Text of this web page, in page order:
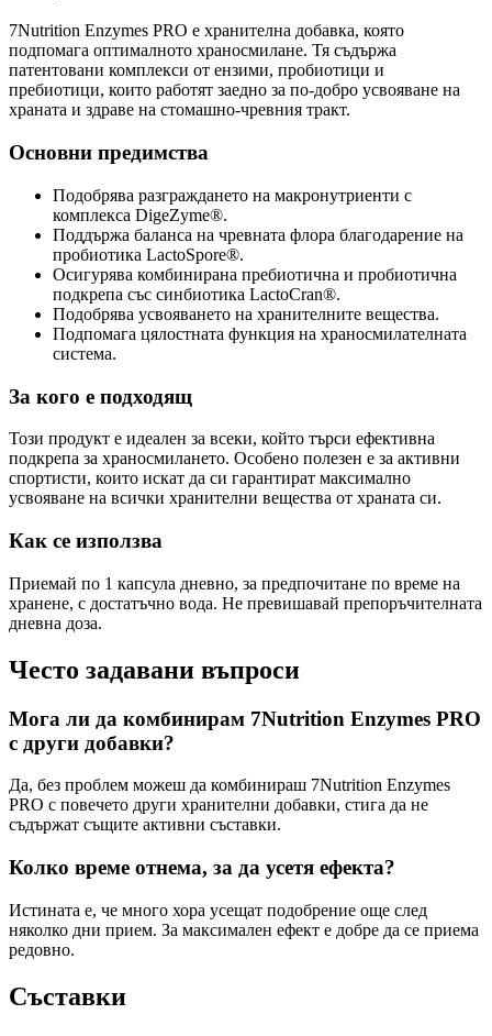
7Nutrition Enzymes PRO е хранителна добавка, която
подпомага оптималното храносмилане. Тя съдържа
патентовани комплекси от ензими, пробиотици и
пребиотици, които работят заедно за по-добро усвояване на
храната и здраве на стомашно-чревния тракт.
Основни предимства
Подобрява разграждането на макронутриенти с
комплекса DigeZyme®.
Поддържа баланса на чревната флора благодарение на
пробиотика LactoSpore®.
Осигурява комбинирана пребиотична и пробиотична
подкрепа със синбиотика LactoCran®.
Подобрява усвояването на хранителните вещества.
Подпомага цялостната функция на храносмилателната
система.
За кого е подходящ
Този продукт е идеален за всеки, който търси ефективна
подкрепа за храносмилането. Особено полезен е за активни
спортисти, които искат да си гарантират максимално
усвояване на всички хранителни вещества от храната си.
Как се използва
Приемай по 1 капсула дневно, за предпочитане по време на
хранене, с достатъчно вода. Не превишавай препоръчителната
дневна доза.
Често задавани въпроси
Мога ли да комбинирам 7Nutrition Enzymes PRO
с други добавки?
Да, без проблем можеш да комбинираш 7Nutrition Enzymes
PRO с повечето други хранителни добавки, стига да не
съдържат същите активни съставки.
Колко време отнема, за да усетя ефекта?
Истината е, че много хора усещат подобрение още след
няколко дни прием. За максимален ефект е добре да се приема
редовно.
Съставки